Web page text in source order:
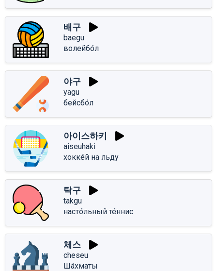
배구
baegu
волейбо́л
야구
yagu
бейсбо́л
아이스하키
aiseuhaki
хокке́й на льду
탁구
takgu
насто́льный те́ннис
체스
cheseu
Ша́хматы